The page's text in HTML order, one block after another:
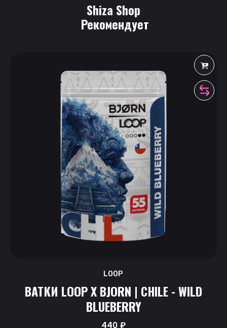
Shiza Shop
Рекомендует
LOOP
ВАТКИ LOOP X BJORN | CHILE - WILD
BLUEBERRY
440₽